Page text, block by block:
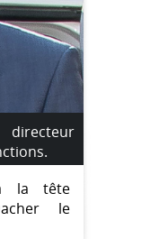
la tête
le